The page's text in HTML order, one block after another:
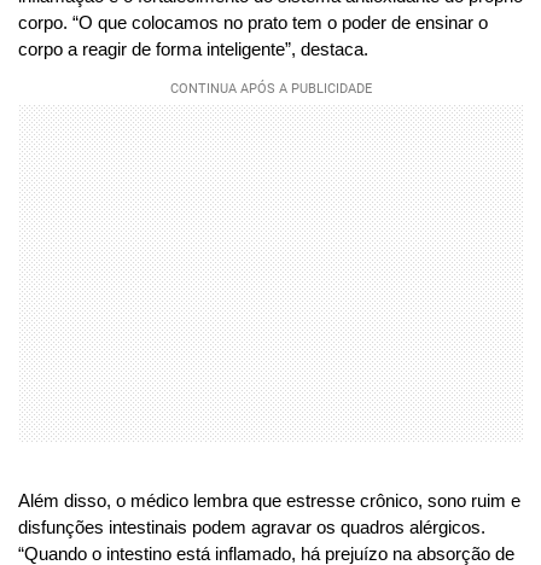
corpo. “O que colocamos no prato tem o poder de ensinar o
corpo a reagir de forma inteligente”, destaca.
Além disso, o médico lembra que estresse crônico, sono ruim e
disfunções intestinais podem agravar os quadros alérgicos.
“Quando o intestino está inflamado, há prejuízo na absorção de